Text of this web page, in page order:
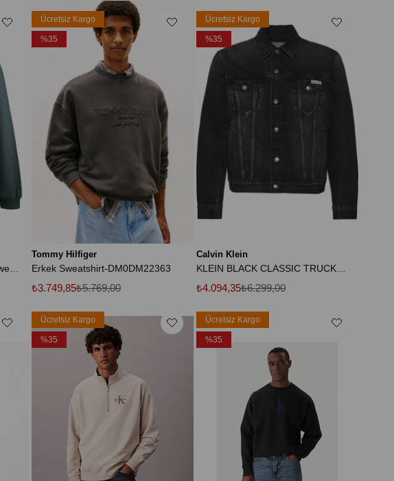
Tommy Hilfiger
Erkek Sweatshirt-DM0DM22363
₺3.749,85₺5.769,00
Ücretsiz Kargo
%35
Calvin Klein
KLEIN BLACK CLASSIC TRUCKER Erkek Siyah Ceket
₺4.094,35₺6.299,00
Ücretsiz Kargo
%35
Ücretsiz Kargo
%35
Ücretsiz Kargo
%35